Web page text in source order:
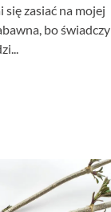
się zasiać na mojej
bo świadczy